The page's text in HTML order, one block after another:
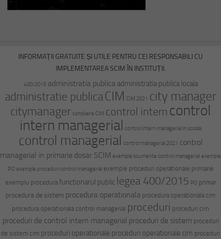
INFORMAȚII GRATUITE ȘI UTILE PENTRU CEI RESPONSABILI CU
IMPLEMENTAREA SCIM ÎN INSTITUȚII.
400/2015 administratia publica administratia publica locala
administratie publicaCIM CIM 2021 city manager
citymanager consiliere CIM control intern control
intern managerial control intern managerial in scoala
control managerial control managerial 2021 control
managerial in primarie dosar SCIM exemple ocumente control managerial exemple
PO exemple proceduri control managerial exemple proceduri operationale primarie
exemplu procedura functionarul public legea 400/2015 PO primar
procedura de sistem procedura operationala procedura operationala cim
procedura operationala control managerial proceduri proceduri cim
proceduri de control intern managerial proceduri de sistem proceduri
de sistem cim proceduri operationale proceduri operationale cim proceduri